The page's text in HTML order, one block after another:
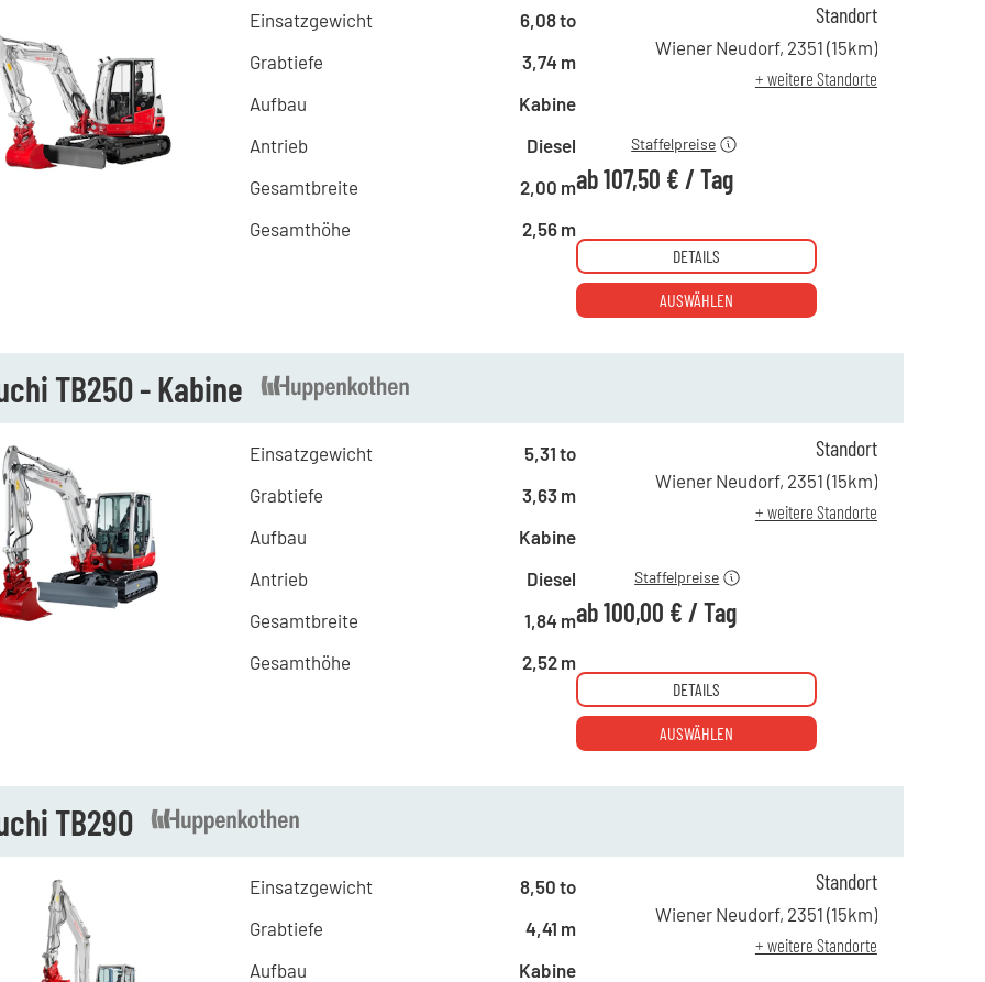
Einsatzgewicht
6,08 to
Grabtiefe
3,74 m
Aufbau
Kabine
Antrieb
Diesel
Gesamtbreite
2,00 m
Gesamthöhe
2,56 m
210,00 €
ab 4 Tagen
ab 19 Tagen
Staffelpreise
ab107,50 € /Tag
Standort
Wiener Neudorf, 2351 (15km)
+ weitere Standorte
DETAILS
AUSWÄHLEN
TB250 - Kabine
Einsatzgewicht
5,31 to
Grabtiefe
3,63 m
Aufbau
Kabine
Antrieb
Diesel
Gesamtbreite
1,84 m
Gesamthöhe
2,52 m
200,00 €
ab 4 Tagen
ab 19 Tagen
Staffelpreise
ab100,00 € /Tag
Standort
Wiener Neudorf, 2351 (15km)
+ weitere Standorte
DETAILS
AUSWÄHLEN
TB290
Einsatzgewicht
8,50 to
Grabtiefe
4,41 m
Aufbau
Kabine
235,00 €
ab 4 Tagen
ab 19 Tagen
Standort
Wiener Neudorf, 2351 (15km)
+ weitere Standorte